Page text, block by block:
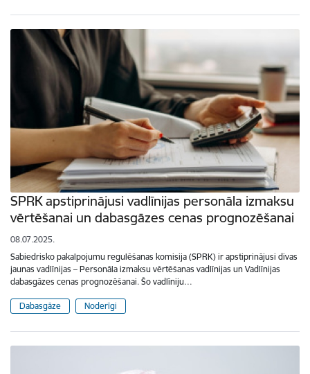
SPRK apstiprinājusi vadlīnijas personāla izmaksu
vērtēšanai un dabasgāzes cenas prognozēšanai
08.07.2025.
Sabiedrisko pakalpojumu regulēšanas komisija (SPRK) ir apstiprinājusi divas
jaunas vadlīnijas – Personāla izmaksu vērtēšanas vadlīnijas un Vadlīnijas
dabasgāzes cenas prognozēšanai. Šo vadlīniju…
Dabasgāze Noderīgi